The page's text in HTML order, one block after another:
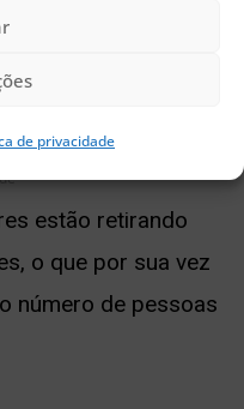
de privacidade
mínimas mensais
estão retirando
o que por sua vez
número de pessoas